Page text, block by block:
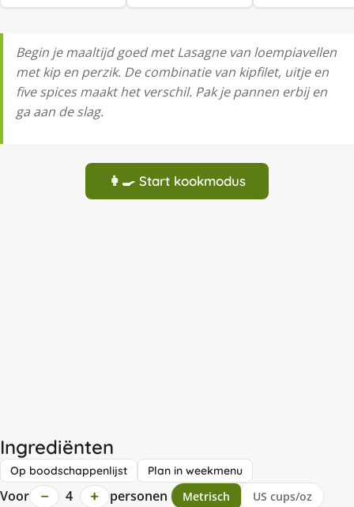
Begin je maaltijd goed met Lasagne van loempiavellen
met kip en perzik. De combinatie van kipfilet, uitje en
five spices maakt het verschil. Pak je pannen erbij en
ga aan de slag.
👩‍🍳 Start kookmodus
Ingrediënten
Op boodschappenlijst Plan in weekmenu
Voor − 4 + personen Metrisch US cups/oz